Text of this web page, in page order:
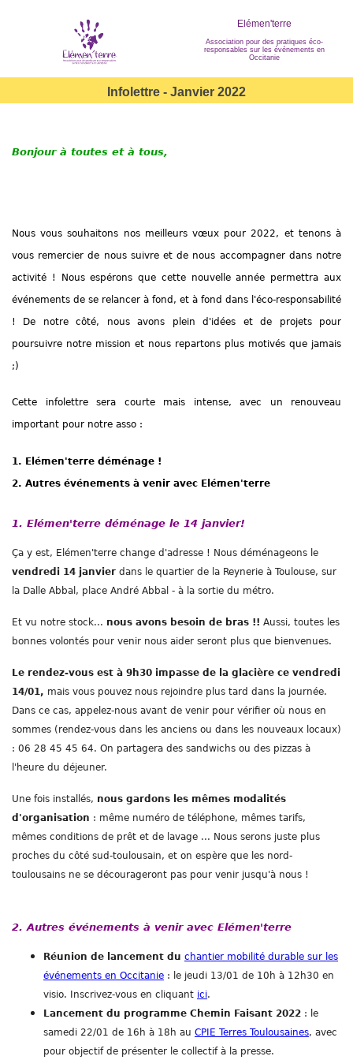
Elémen'terre
Association pour des pratiques éco-
responsables sur les événements en
Occitanie
Infolettre - Janvier 2022
Bonjour à toutes et à tous,
Nous vous souhaitons nos meilleurs vœux pour 2022, et tenons à
vous remercier de nous suivre et de nous accompagner dans notre
activité ! Nous espérons que cette nouvelle année permettra aux
événements de se relancer à fond, et à fond dans l'éco-responsabilité
! De notre côté, nous avons plein d'idées et de projets pour
poursuivre notre mission et nous repartons plus motivés que jamais
;)
Cette infolettre sera courte mais intense, avec un renouveau
important pour notre asso :
1. Elémen'terre déménage !
2. Autres événements à venir avec Elémen'terre
1. Elémen'terre déménage le 14 janvier!
Ça y est, Elémen'terre change d'adresse ! Nous déménageons le
vendredi 14 janvier dans le quartier de la Reynerie à Toulouse, sur
la Dalle Abbal, place André Abbal - à la sortie du métro.
Et vu notre stock... nous avons besoin de bras !! Aussi, toutes les
bonnes volontés pour venir nous aider seront plus que bienvenues.
Le rendez-vous est à 9h30 impasse de la glacière ce vendredi
14/01, mais vous pouvez nous rejoindre plus tard dans la journée.
Dans ce cas, appelez-nous avant de venir pour vérifier où nous en
sommes (rendez-vous dans les anciens ou dans les nouveaux locaux)
: 06 28 45 45 64. On partagera des sandwichs ou des pizzas à
l'heure du déjeuner.
Une fois installés, nous gardons les mêmes modalités
d'organisation : même numéro de téléphone, mêmes tarifs,
mêmes conditions de prêt et de lavage ... Nous serons juste plus
proches du côté sud-toulousain, et on espère que les nord-
toulousains ne se décourageront pas pour venir jusqu'à nous !
2. Autres événements à venir avec Elémen'terre
Réunion de lancement du chantier mobilité durable sur les
événements en Occitanie : le jeudi 13/01 de 10h à 12h30 en
visio. Inscrivez-vous en cliquant ici.
Lancement du programme Chemin Faisant 2022 : le
samedi 22/01 de 16h à 18h au CPIE Terres Toulousaines, avec
pour objectif de présenter le collectif à la presse.